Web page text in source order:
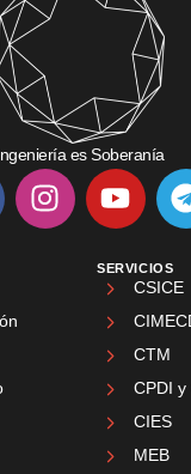
es Soberanía
SERVICIOS
CSICE
CTM
CPDI y
CIES
MEB